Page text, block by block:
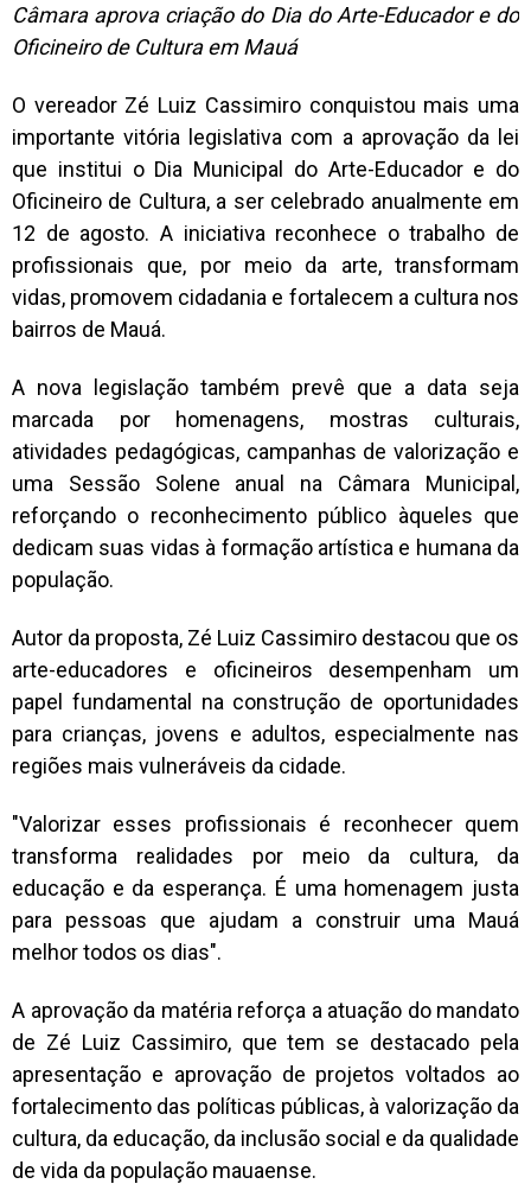
Câmara aprova criação do Dia do Arte-Educador e do
Oficineiro de Cultura em Mauá
O vereador Zé Luiz Cassimiro conquistou mais uma
importante vitória legislativa com a aprovação da lei
que institui o Dia Municipal do Arte-Educador e do
Oficineiro de Cultura, a ser celebrado anualmente em
12 de agosto. A iniciativa reconhece o trabalho de
profissionais que, por meio da arte, transformam
vidas, promovem cidadania e fortalecem a cultura nos
bairros de Mauá.
A nova legislação também prevê que a data seja
marcada por homenagens, mostras culturais,
atividades pedagógicas, campanhas de valorização e
uma Sessão Solene anual na Câmara Municipal,
reforçando o reconhecimento público àqueles que
dedicam suas vidas à formação artística e humana da
população.
Autor da proposta, Zé Luiz Cassimiro destacou que os
arte-educadores e oficineiros desempenham um
papel fundamental na construção de oportunidades
para crianças, jovens e adultos, especialmente nas
regiões mais vulneráveis da cidade.
"Valorizar esses profissionais é reconhecer quem
transforma realidades por meio da cultura, da
educação e da esperança. É uma homenagem justa
para pessoas que ajudam a construir uma Mauá
melhor todos os dias".
A aprovação da matéria reforça a atuação do mandato
de Zé Luiz Cassimiro, que tem se destacado pela
apresentação e aprovação de projetos voltados ao
fortalecimento das políticas públicas, à valorização da
cultura, da educação, da inclusão social e da qualidade
de vida da população mauaense.